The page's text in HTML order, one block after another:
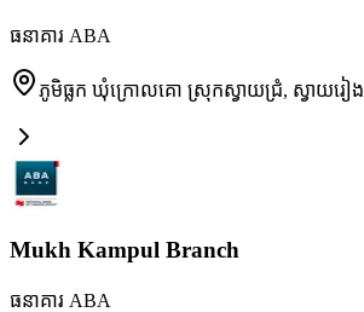
ធនាគារ ABA
ភូមិធ្លក ឃុំក្រោលគោ ស្រុកស្វាយជ្រំ, ស្វាយរៀង
Mukh Kampul Branch
ធនាគារ ABA